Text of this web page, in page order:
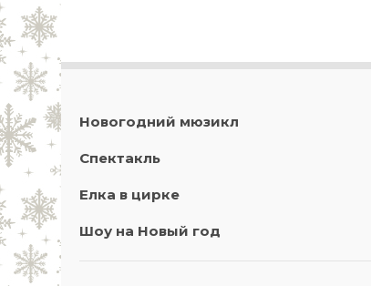
Новогодний мюзикл
Спектакль
Елка в цирке
Шоу на Новый год